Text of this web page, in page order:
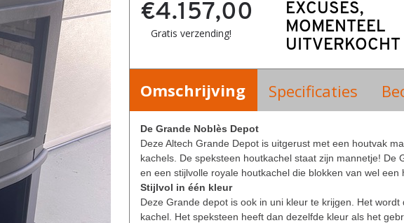
€4.157,00
Gratis verzending!
EXCUSES,
MOMENTEEL
UITVERKOCHT
Omschrijving Specificaties
De Grande Noblès Depot
Deze Altech Grande Depot is uitgerust met een houtvak
kachels. De speksteen houtkachel staat zijn mannetje! De
en een stijlvolle royale houtkachel die blokken van wel een
Stijlvol in één kleur
Deze Grande depot is ook in uni kleur te krijgen. Het
kachel. Het speksteen heeft dan dezelfde kleur als het